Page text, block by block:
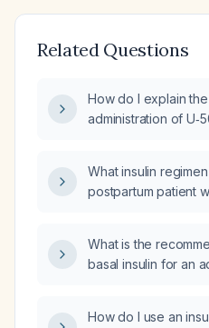
Related Questions
How do I explain
administration of
What insulin
postpartum patient
What is the
basal insulin for an
How do I use an